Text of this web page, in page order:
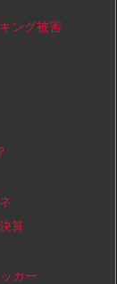
ング被害
算
カー